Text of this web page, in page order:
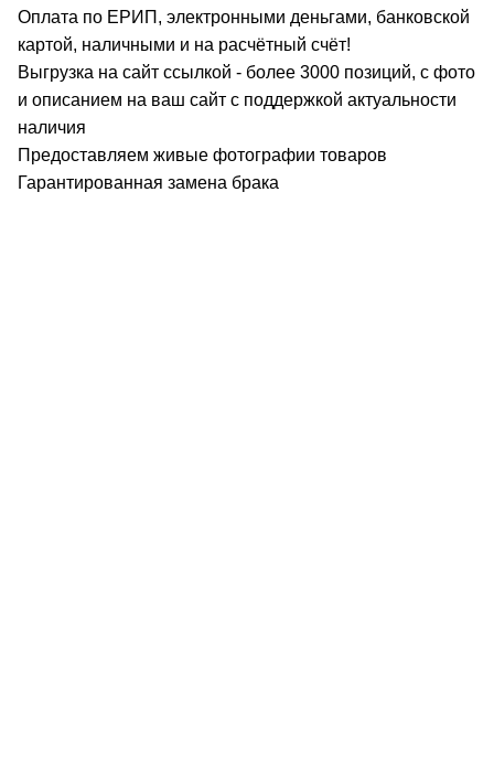
Оплата по ЕРИП, электронными деньгами, банковской
картой, наличными и на расчётный счёт!
Выгрузка на сайт ссылкой - более 3000 позиций, с фото
и описанием на ваш сайт с поддержкой актуальности
наличия
Предоставляем живые фотографии товаров
Гарантированная замена брака